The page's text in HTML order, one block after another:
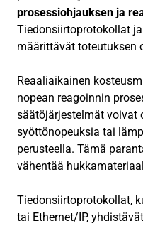
prosessiohjauksen ja
Tiedonsiirtoprotokollat
määrittävät toteutuksen
Reaaliaikainen
nopean reagoinnin
säätöjärjestelmät voivat
syöttönopeuksia tai
perusteella. Tämä
vähentää
Tiedonsiirtoprotokollat,
tai Ethernet/IP,